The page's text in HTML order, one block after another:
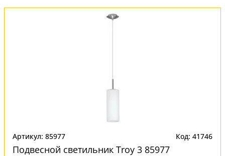
Артикул: 85977 Код: 41746
Подвесной светильник Troy 3 85977